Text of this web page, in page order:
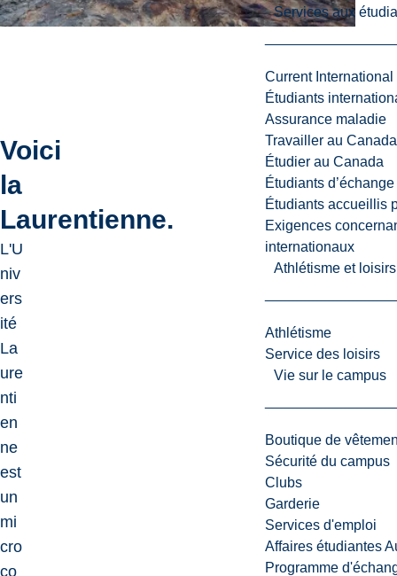
Services aux
Current International
Étudiants
Assurance maladie
Travailler au Canada
Étudier au Canada
Étudiants
Étudiants accueillis
Exigences
internationaux
Athlétisme et
Athlétisme
Service des loisirs
Vie sur le campus
Boutique de
Sécurité du campus
Clubs
Garderie
Services d'emploi
Affaires étudiantes
Programme
Voici
la
Laurentienne.
L'U
niv
ers
ité
La
ure
nti
en
ne
est
un
mi
cro
co
video